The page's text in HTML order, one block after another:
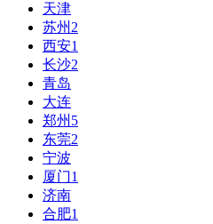
天津
苏州 2
西安1
长沙2
青岛
大连
郑州 5
东莞2
宁波
厦门1
济南
合肥1